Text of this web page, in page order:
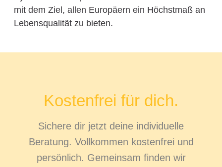
mit dem Ziel, allen Europäern ein Höchstmaß an
Lebensqualität zu bieten.
Kostenfrei für dich.
Sichere dir jetzt deine individuelle
Beratung. Vollkommen kostenfrei und
persönlich. Gemeinsam finden wir